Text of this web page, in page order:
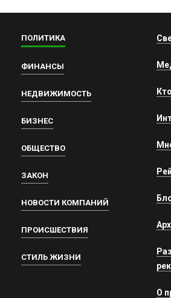
ПОЛИТИКА
ФИНАНСЫ
НЕДВИЖИМОСТЬ
БИЗНЕС
ОБЩЕСТВО
ЗАКОН
НОВОСТИ КОМПАНИЙ
ПРОИСШЕСТВИЯ
СТИЛЬ ЖИЗНИ
О